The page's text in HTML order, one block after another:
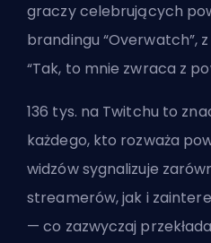
graczy celebrujących
brandingu “Overwatch”,
“Tak, to mnie zwraca z
136 tys. na Twitchu to
każdego, kto rozważa
widzów sygnalizuje
streamerów, jak i
— co zazwyczaj